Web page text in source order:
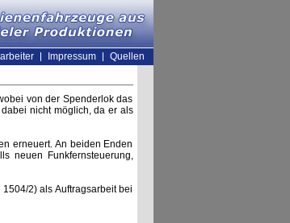
Impressum
Quellen
von der Spenderlok das
nicht möglich, da er als
erneuert. An beiden Enden
neuen Funkfernsteuerung,
2) als Auftragsarbeit bei